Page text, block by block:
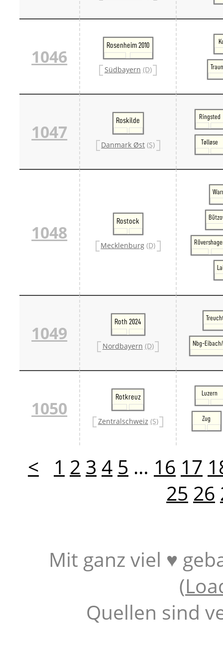
1046
Rosenheim 2010
Südbayern (D)
1047
Roskilde
Danmark Øst (S)
Ringsted
Tølløse
1048
Rostock
Mecklenburg (D)
1049
Roth 2024
Nordbayern (D) Nbg-
1050
Rotkreuz
Zentralschweiz (S)
Luzern
Zug
< 1 2 3 4 5 … 16 17
25 26
Mit ganz viel ♥
(
Quellen sind